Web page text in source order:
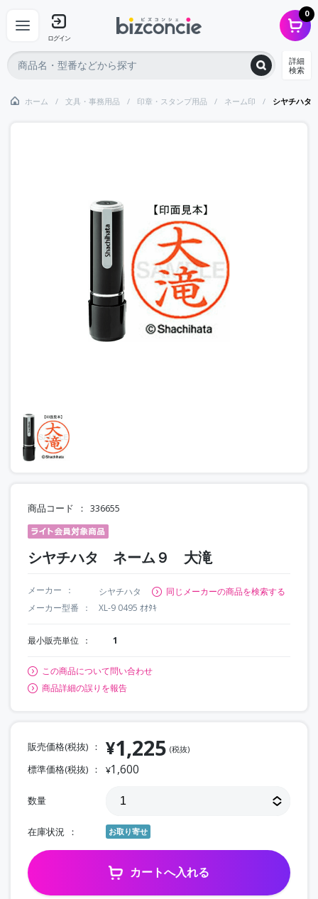
ログイン
0
詳細
検索
ホーム 文具・事務用品 印章・スタンプ用品 ネーム印 シヤチハ
商品コード 336655
シヤチハタ ネーム９ 大滝
メーカー シヤチハタ
同じメーカーの商品を検索する
メーカー型番
XL-9 0495 ｵｵﾀｷ
最小販売単位 1
この商品について問い合わせ
商品詳細の誤りを報告
販売価格(税抜) ¥1,225 (税抜)
標準価格(税抜) ¥1,600
数量
在庫状況 お取り寄せ
カートへ入れる